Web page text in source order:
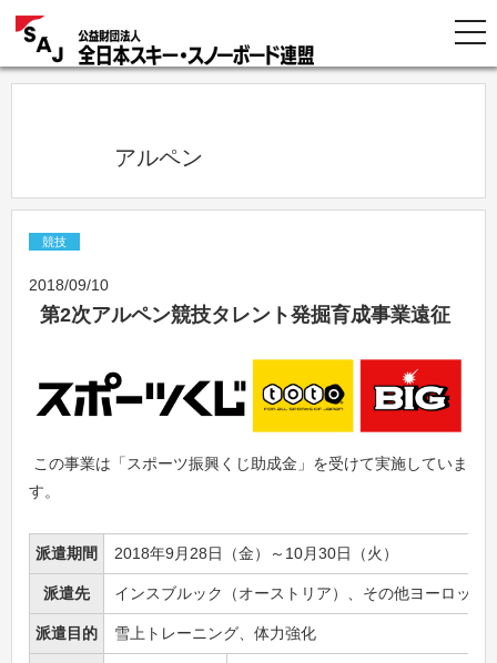
            アルペン
競技
2018/09/10
第2次アルペン競技タレント発掘育成事業遠征
この事業は「スポーツ振興くじ助成金」を受けて実施していま
す。
派遣期間 2018年9月28日（金）～10月30日（火）
派遣先 インスブルック（オーストリア）、その他ヨーロッパ
派遣目的 雪上トレーニング、体力強化